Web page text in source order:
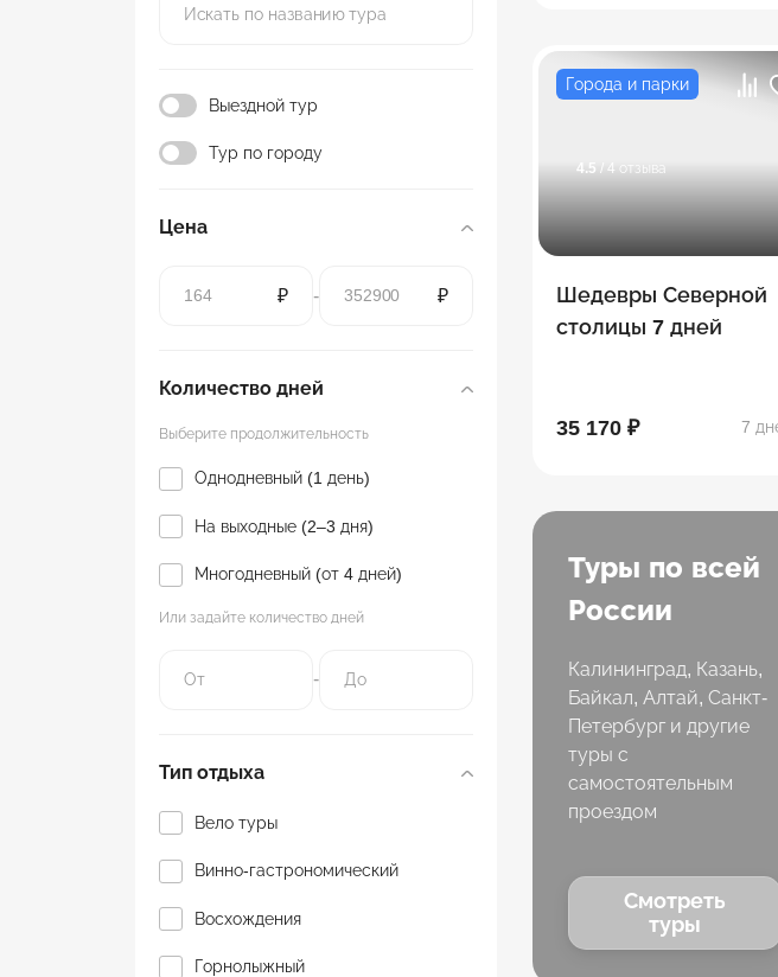
Выездной тур
Тур по городу
Цена
₽ - ₽
Количество дней
Выберите продолжительность
Однодневный (1 день)
На выходные (2–3 дня)
Многодневный (от 4 дней)
Или задайте количество дней
-
Тип отдыха
Вело туры
Винно-гастрономический
Восхождения
Горнолыжный
Города и парки
4.5 / 4 отзыва
Шедевры Северной
столицы 7 дней
35 170 ₽ 7
Туры по всей
России
Калининград, Казань,
Байкал, Алтай, Санкт-
Петербург и другие
туры с
самостоятельным
проездом
Смотреть
туры